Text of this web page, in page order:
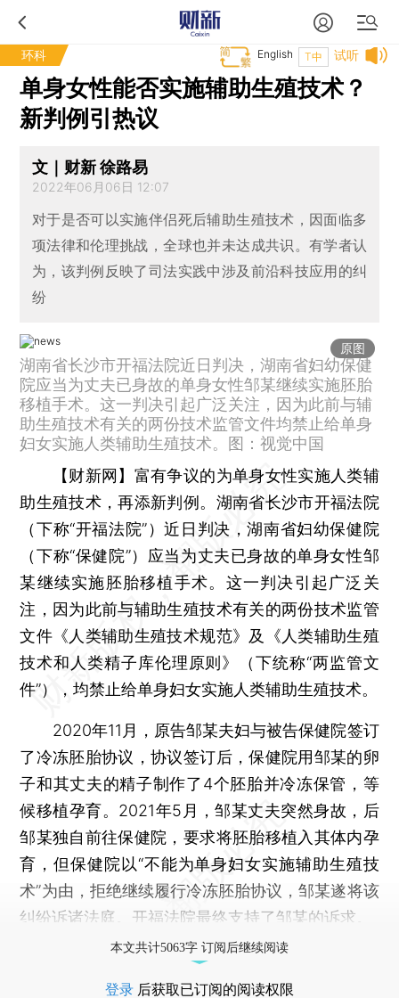
环科 试听
T中
English
单身女性能否实施辅助生殖技术？
新判例引热议
文｜财新 徐路易
2022年06月06日 12:07
对于是否可以实施伴侣死后辅助生殖技术，因面临多
项法律和伦理挑战，全球也并未达成共识。有学者认
为，该判例反映了司法实践中涉及前沿科技应用的纠
纷
原图
湖南省长沙市开福法院近日判决，湖南省妇幼保健
院应当为丈夫已身故的单身女性邹某继续实施胚胎
移植手术。这一判决引起广泛关注，因为此前与辅
助生殖技术有关的两份技术监管文件均禁止给单身
妇女实施人类辅助生殖技术。图：视觉中国
【财新网】 富有争议的为单身女性实施人类辅
助生殖技术，再添新判例。湖南省长沙市开福法院
（下称“开福法院”）近日判决，湖南省妇幼保健院
（下称“保健院”）应当为丈夫已身故的单身女性邹
某继续实施胚胎移植手术。这一判决引起广泛关
注，因为此前与辅助生殖技术有关的两份技术监管
文件《人类辅助生殖技术规范》及《人类辅助生殖
技术和人类精子库伦理原则》（下统称“两监管文
件”），均禁止给单身妇女实施人类辅助生殖技术。
2020年11月，原告邹某夫妇与被告保健院签订
了冷冻胚胎协议，协议签订后，保健院用邹某的卵
子和其丈夫的精子制作了4个胚胎并冷冻保管，等
候移植孕育。2021年5月，邹某丈夫突然身故，后
邹某独自前往保健院，要求将胚胎移植入其体内孕
育，但保健院以“不能为单身妇女实施辅助生殖技
术”为由，拒绝继续履行冷冻胚胎协议，邹某遂将该
纠纷诉诸法庭。开福法院最终支持了邹某的诉求。
本文共计5063字 订阅后继续阅读
登录 后获取已订阅的阅读权限